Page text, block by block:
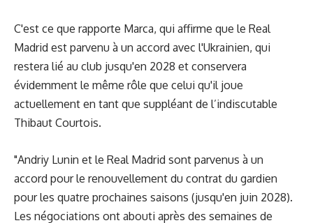
C'est ce que rapporte Marca, qui affirme que le Real
Madrid est parvenu à un accord avec l'Ukrainien, qui
restera lié au club jusqu'en 2028 et conservera
évidemment le même rôle que celui qu'il joue
actuellement en tant que suppléant de l’indiscutable
Thibaut Courtois.
"Andriy Lunin et le Real Madrid sont parvenus à un
accord pour le renouvellement du contrat du gardien
pour les quatre prochaines saisons (jusqu'en juin 2028).
Les négociations ont abouti après des semaines de